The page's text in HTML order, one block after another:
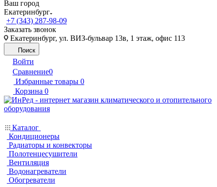
Ваш город
Екатеринбург
+7 (343) 287-98-09
Заказать звонок
Екатеринбург, ул. ВИЗ-бульвар 13в, 1 этаж, офис 113
Поиск
Войти
Сравнение0
Избранные товары 0
Корзина 0
Каталог
Кондиционеры
Радиаторы и конвекторы
Полотенцесушители
Вентиляция
Водонагреватели
Обогреватели